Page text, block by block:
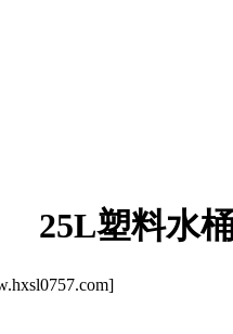
25L塑料水